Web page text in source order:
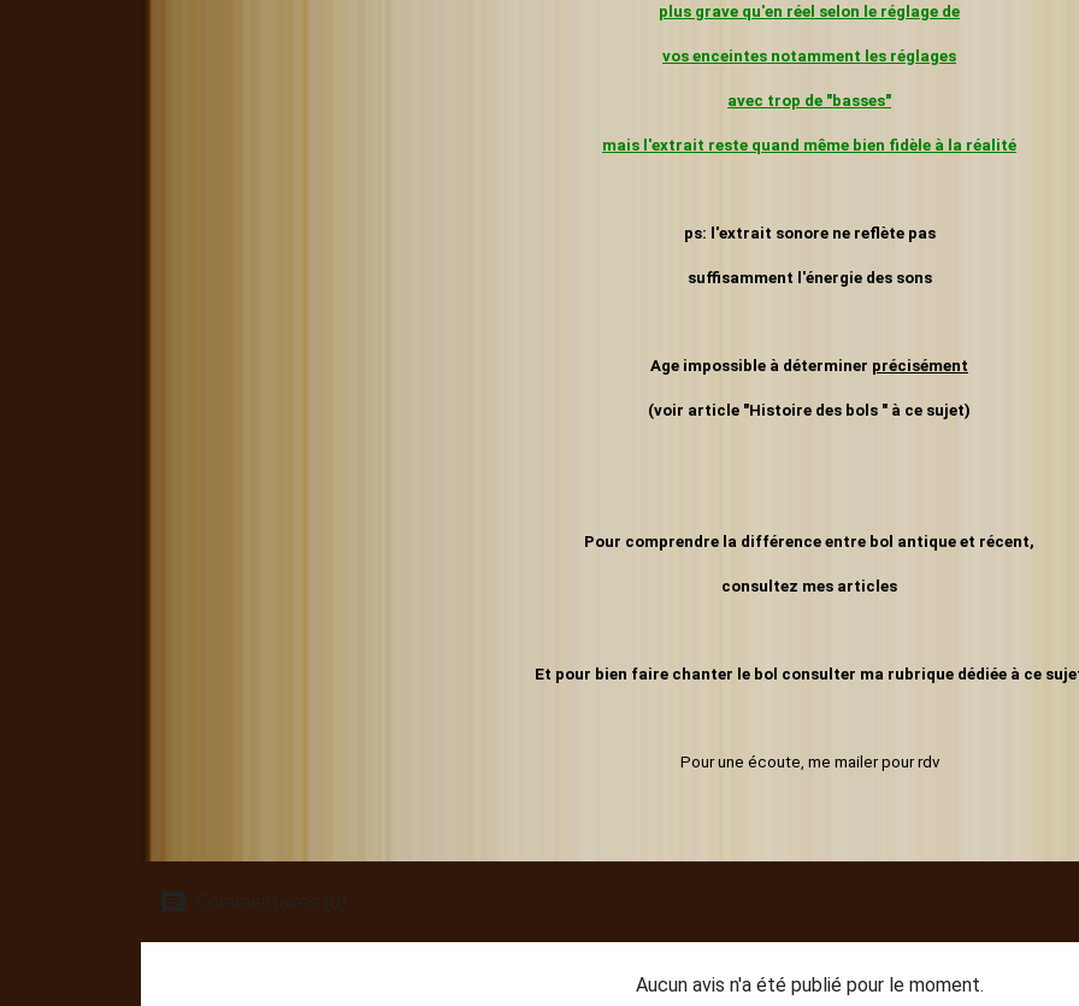
plus grave qu'en réel selon le réglage de
vos enceintes notamment les réglages
avec trop de "basses"
mais l'extrait reste quand même bien fidèle à la réalité
ps: l'extrait sonore ne reflète pas
suffisamment l'énergie des sons
Age impossible à déterminer précisément
(voir article "Histoire des bols " à ce sujet)
Pour comprendre la différence entre bol antique et récent,
consultez mes articles
Et pour bien faire chanter le bol consulter ma rubrique dédiée à ce
Pour une écoute, me mailer pour rdv
Commentaires (0)
Aucun avis n'a été publié pour le moment.